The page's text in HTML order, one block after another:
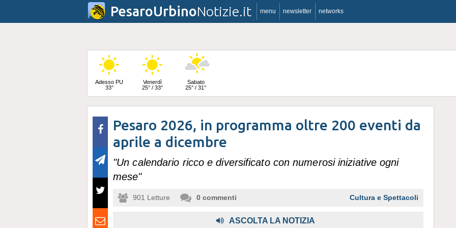
PesaroUrbinoNotizie.it menu newsletter networks
Adesso PU
33°
Venerdì
25° / 33°
Sabato
25° / 31°
Domenica
24° / 32°
Pesaro 2026, in programma oltre 200 eventi da
aprile a dicembre
"Un calendario ricco e diversificato con numerosi iniziative ogni
mese"
901 Letture 0 commenti Cultura e Spettacoli
ASCOLTA LA NOTIZIA